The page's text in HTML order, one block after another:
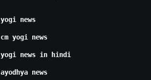
yogi news
cm yogi news
yogi news in hindi
ayodhya news